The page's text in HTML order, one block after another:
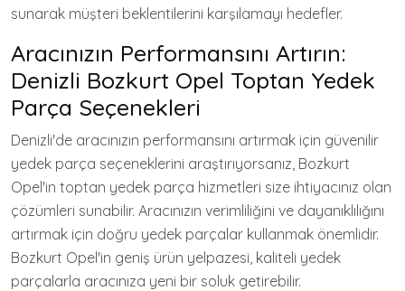
sunarak müşteri beklentilerini karşılamayı hedefler.
Aracınızın Performansını Artırın:
Denizli Bozkurt Opel Toptan Yedek
Parça Seçenekleri
Denizli'de aracınızın performansını artırmak için güvenilir
yedek parça seçeneklerini araştırıyorsanız, Bozkurt
Opel'in toptan yedek parça hizmetleri size ihtiyacınız olan
çözümleri sunabilir. Aracınızın verimliliğini ve dayanıklılığını
artırmak için doğru yedek parçalar kullanmak önemlidir.
Bozkurt Opel'in geniş ürün yelpazesi, kaliteli yedek
parçalarla aracınıza yeni bir soluk getirebilir.